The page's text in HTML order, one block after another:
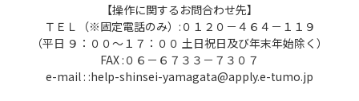
【操作に関するお問合わせ先】
ＴＥＬ（※固定電話のみ）:０１２０－４６４－１１９
（平日 ９：００～１７：００ 土日祝日及び年末年始除く）
FAX :０６－６７３３－７３０７
e-mail : :help-shinsei-yamagata@apply.e-tumo.jp